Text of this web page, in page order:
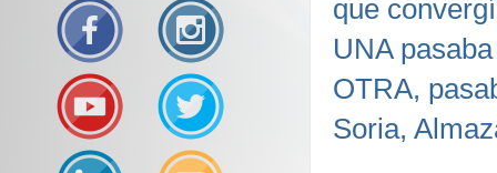
que
UNA
OTRA,
Soria,